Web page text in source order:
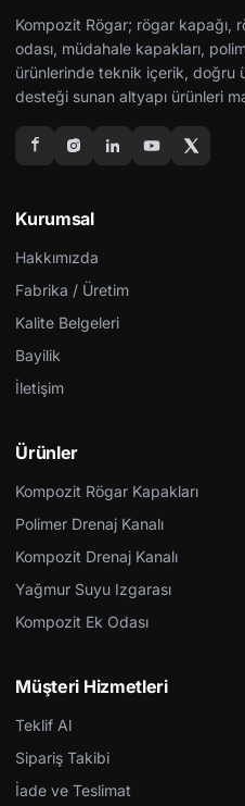
Kompozit Rögar; rögar kapağı,
odası, müdahale kapakları,
ürünlerinde teknik içerik, doğru
desteği sunan altyapı ürünleri
Kurumsal
Hakkımızda
Fabrika / Üretim
Kalite Belgeleri
Bayilik
İletişim
Ürünler
Kompozit Rögar Kapakları
Polimer Drenaj Kanalı
Kompozit Drenaj Kanalı
Yağmur Suyu Izgarası
Kompozit Ek Odası
Müşteri Hizmetleri
Teklif Al
Sipariş Takibi
İade ve Teslimat